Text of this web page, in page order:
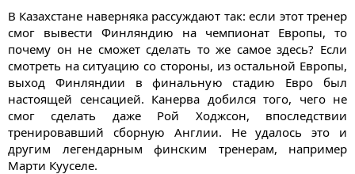
В Казахстане наверняка рассуждают так: если этот тренер
смог вывести Финляндию на чемпионат Европы, то
почему он не сможет сделать то же самое здесь? Если
смотреть на ситуацию со стороны, из остальной Европы,
выход Финляндии в финальную стадию Евро был
настоящей сенсацией. Канерва добился того, чего не
смог сделать даже Рой Ходжсон, впоследствии
тренировавший сборную Англии. Не удалось это и
другим легендарным финским тренерам, например
Марти Кууселе.